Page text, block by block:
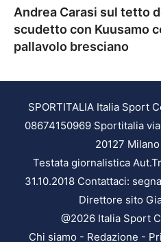
Andrea Carasi sul tetto
scudetto con Kuusamo
pallavolo bresciano
SPORTITALIA Italia Sport
08674150969 Sportitalia
20127
Testata giornalistica
31.10.2018 Contattaci:
Direttore sito
@2026 Italia Sport
Chi siamo - Redazione -